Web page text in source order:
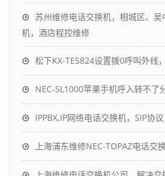
苏州维修电话交换机，相城区、
机，酒店程控维修
松下KX-TES824设置拨0呼叫外线
NEC-SL1000苹果手机呼入转不了
IPPBX,IP网络电话交换机，SIP协
上海浦东维修NEC-TOPAZ电话交